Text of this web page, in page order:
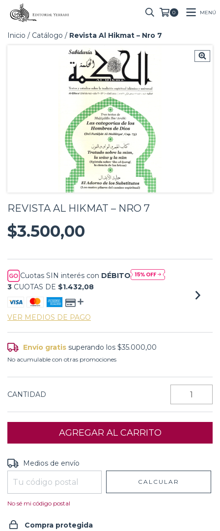
0 MENÚ
Inicio / Catálogo / Revista Al Hikmat – Nro 7
REVISTA AL HIKMAT – NRO 7
$3.500,00
Cuotas SIN interés con DÉBITO
3 CUOTAS DE $1.432,08
VER MEDIOS DE PAGO
Envío gratis superando los$35.000,00
No acumulable con otras promociones
CANTIDAD
Entregas para el CP:
Medios de envío
CALCULAR
No sé mi código postal
Compra protegida